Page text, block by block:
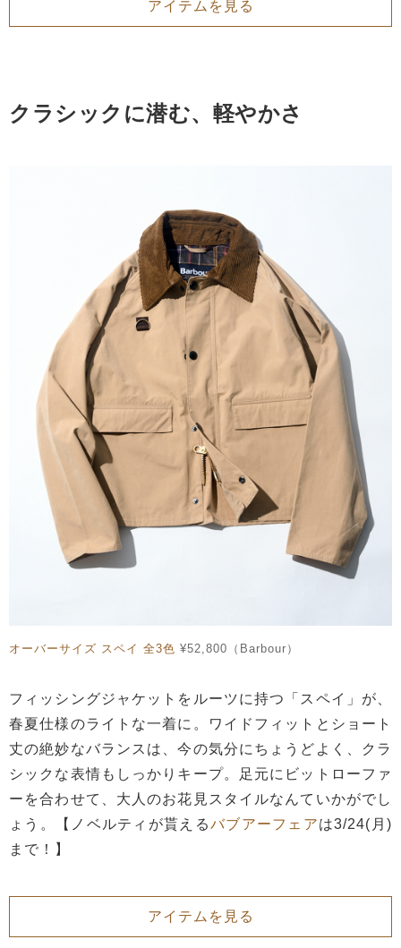
アイテムを見る
クラシックに潜む、軽やかさ
オーバーサイズ スペイ 全3色 ¥52,800（Barbour）
フィッシングジャケットをルーツに持つ「スペイ」が、
春夏仕様のライトな一着に。ワイドフィットとショート
丈の絶妙なバランスは、今の気分にちょうどよく、クラ
シックな表情もしっかりキープ。足元にビットローファ
ーを合わせて、大人のお花見スタイルなんていかがでし
ょう。【ノベルティが貰えるバブアーフェアは3/24(月)
まで！】
アイテムを見る